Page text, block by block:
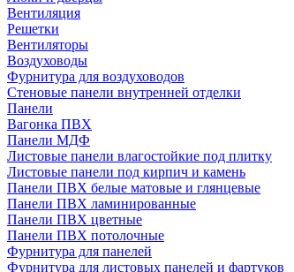
Вентиляция
Решетки
Вентиляторы
Воздуховоды
Фурнитура для воздуховодов
Стеновые панели внутренней отделки
Панели
Вагонка ПВХ
Панели МДФ
Листовые панели влагостойкие под плитку
Листовые панели под кирпич и камень
Панели ПВХ белые матовые и глянцевые
Панели ПВХ ламинированные
Панели ПВХ цветные
Панели ПВХ потолочные
Фурнитура для панелей
Фурнитура для листовых панелей и фартуков